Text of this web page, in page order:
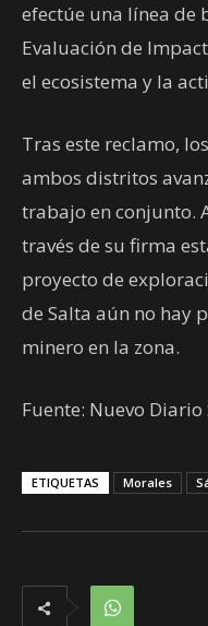
efectúe una línea de
Evaluación de
el ecosistema y la
Tras este reclamo,
ambos distritos
trabajo en conjunto.
través de su firma
proyecto de
de Salta aún no hay
minero en la zona.
Fuente: Nuevo Diario
ETIQUETAS Morales